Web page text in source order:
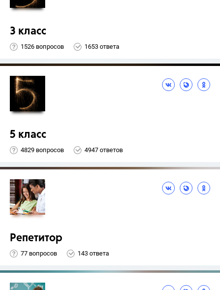
3 класс
1526 вопросов 1653 ответа
5 класс
4829 вопросов 4947 ответов
Репетитор
77 вопросов 143 ответа